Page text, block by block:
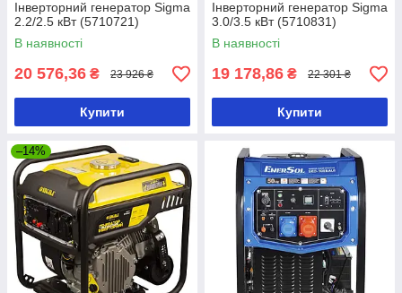
Інверторний генератор Sigma
2.2/2.5 кВт (5710721)
В наявності
20 576,36 ₴ 23 926 ₴
Купити
Інверторний генератор Sigma
3.0/3.5 кВт (5710831)
В наявності
19 178,86 ₴ 22 301 ₴
Купити
–14%